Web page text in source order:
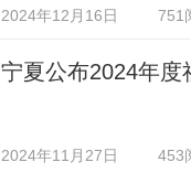
2024年12月16日 751
宁夏公布2024年度
2024年11月27日 453